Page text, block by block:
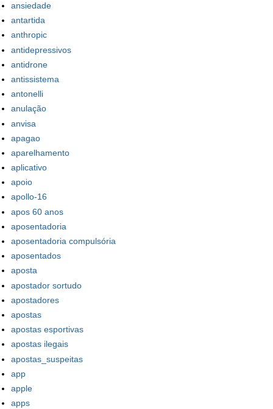
ansiedade
antartida
anthropic
antidepressivos
antidrone
antissistema
antonelli
anulação
anvisa
apagao
aparelhamento
aplicativo
apoio
apollo-16
apos 60 anos
aposentadoria
aposentadoria compulsória
aposentados
aposta
apostador sortudo
apostadores
apostas
apostas esportivas
apostas ilegais
apostas_suspeitas
app
apple
apps